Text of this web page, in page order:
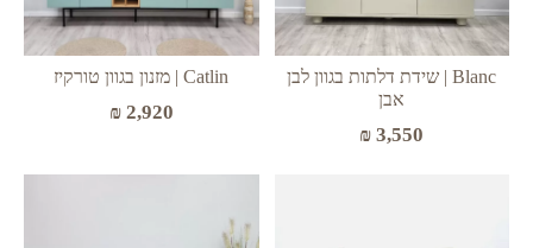
Blanc | שידת דלתות בגוון לבן
אבן
₪ 3,550
Catlin | מזנון בגוון טורקיז
₪2,920